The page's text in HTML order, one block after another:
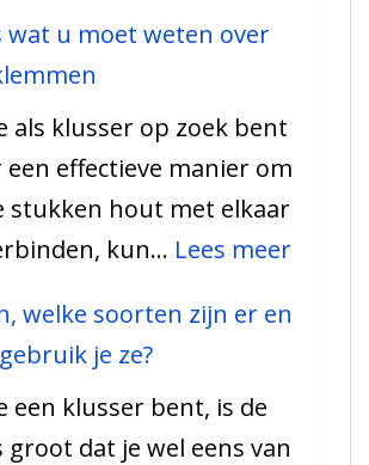
wat
u
moet
weten
over
vetspuiten
wat u moet weten over
als klusser op zoek bent
een effectieve manier om
stukken hout met elkaar
kun… Lees meer:
wat
welke soorten zijn er en
je ze?
een klusser bent, is de
groot dat je wel eens van